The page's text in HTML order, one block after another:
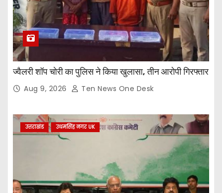
ज्वैलरी शॉप चोरी का पुलिस ने किया खुलासा, तीन आरोपी गिरफ्तार
Aug 9, 2026 Ten News One Desk
उत्तराखंड उधमसिंह नगर UK